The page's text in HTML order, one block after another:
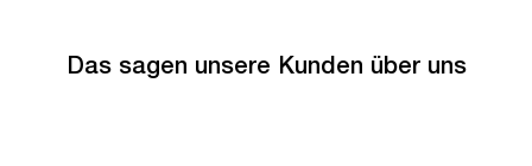
Das sagen unsere Kunden über uns